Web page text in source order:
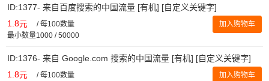
ID:1377- 来自百度搜索的中国流量 [有机] [自定义关键字]
1.8元 /每100数量
最小数量1000 / 50000
加入购物车
ID:1376- 来自 Google.com 搜索的中国流量 [有机] [自定义关键字]
1.8元 /每100数量
加入购物车